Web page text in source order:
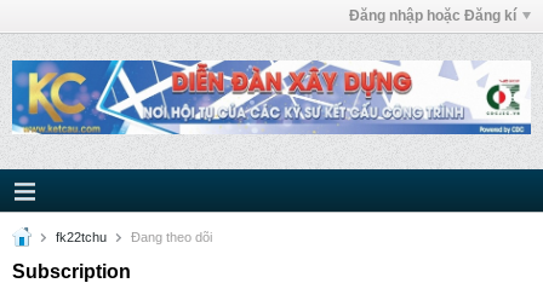
Đăng nhập hoặc Đăng kí
fk22tchu Ðang theo dõi
Subscription